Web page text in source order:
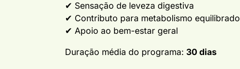
✔ Sensação de leveza digestiva
✔ Contributo para metabolismo equilibrado
✔ Apoio ao bem-estar geral
Duração média do programa: 30 dias